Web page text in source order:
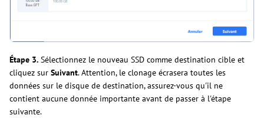
Étape 3. Sélectionnez le nouveau SSD comme destination cible et
cliquez sur Suivant. Attention, le clonage écrasera toutes les
données sur le disque de destination, assurez-vous qu'il ne
contient aucune donnée importante avant de passer à l'étape
suivante.